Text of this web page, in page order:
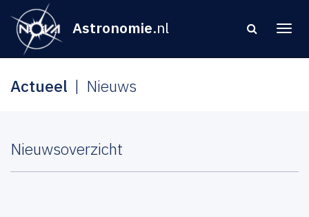
Astronomie.nl
Actueel Nieuws
Nieuwsoverzicht